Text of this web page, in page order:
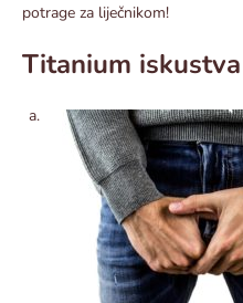
potrage za liječnikom!
Titanium iskustva